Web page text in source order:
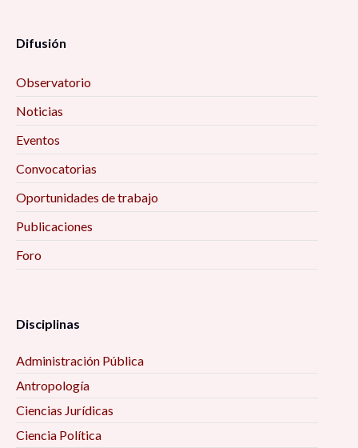
Difusión
Observatorio
Noticias
Eventos
Convocatorias
Oportunidades de trabajo
Publicaciones
Foro
Disciplinas
Administración Pública
Antropología
Ciencias Jurídicas
Ciencia Política